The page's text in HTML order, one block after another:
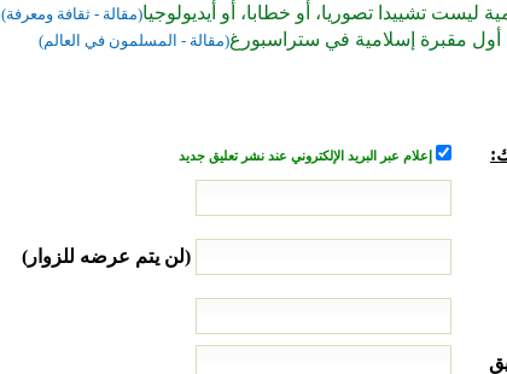
ليست تشييدا تصوريا، أو خطابا، أو أيديولوجيا(مقالة - ثقافة ومعرفة)
أول مقبرة إسلامية في ستراسبورغ(مقالة - المسلمون في العالم)
إعلام عبر البريد الإلكتروني عند نشر تعليق جديد
(لن يتم عرضه للزوار)